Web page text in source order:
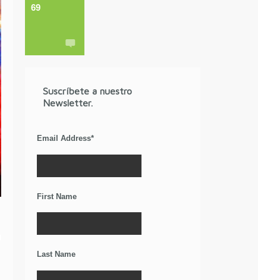
69
Suscríbete a nuestro
Newsletter.
Email Address*
First Name
Last Name